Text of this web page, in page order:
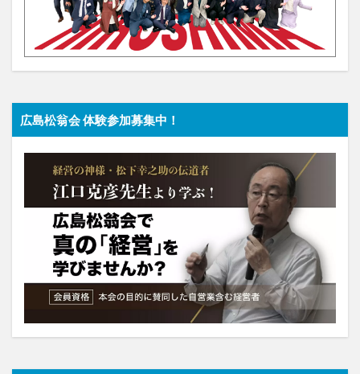
広島松翁会 体験参加募集中！